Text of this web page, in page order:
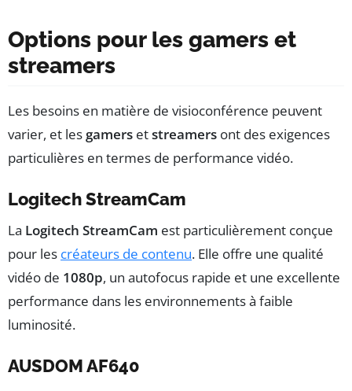
Options pour les gamers et
streamers
Les besoins en matière de visioconférence peuvent
varier, et les gamers etstreamers ont des exigences
particulières en termes de performance vidéo.
Logitech StreamCam
La Logitech StreamCam est particulièrement conçue
pour les créateurs de contenu. Elle offre une qualité
vidéo de 1080p, un autofocus rapide et une excellente
performance dans les environnements à faible
luminosité.
AUSDOM AF640